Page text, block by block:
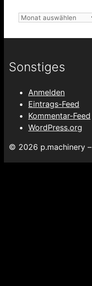
Archiv
Sonstiges
Anmelden
Eintrags-Feed
Kommentar-Feed
WordPress.org
© 2026 p.machinery –